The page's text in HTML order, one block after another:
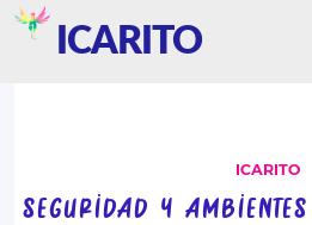
ICARITO
ICARITO
SEGURIDAD Y